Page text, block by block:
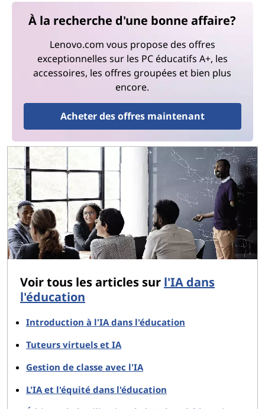
À la recherche d'une bonne affaire?
Lenovo.com vous propose des offres
exceptionnelles sur les PC éducatifs A+, les
accessoires, les offres groupées et bien plus
encore.
Acheter des offres maintenant
Voir tous les articles sur l'IA dans
l'éducation
Introduction à l'IA dans l'éducation
Tuteurs virtuels et IA
Gestion de classe avec l'IA
L'IA et l'équité dans l'éducation